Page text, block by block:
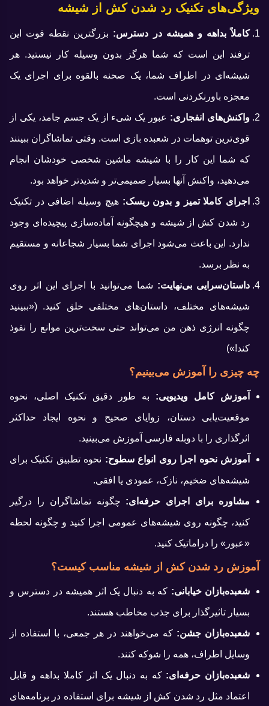
ویژگی‌های تکنیک رد شدن کش از شیشه
کاملاً بداهه و همیشه در دسترس: بزرگترین نقطه قوت این
ترفند این است که شما هرگز بدون وسیله کار نیستید. هر
شیشه‌ای در اطراف شما، یک صحنه بالقوه برای اجرای یک
معجزه باورنکردنی است.
واکنش‌های انفجاری: عبور یک شیء از یک جسم جامد، یکی از
قوی‌ترین توهمات در شعبده‌ بازی است. وقتی تماشاگران ببینند
که شما این کار را با شیشه ماشین شخصی خودشان انجام
می‌دهید، واکنش آنها بسیار صمیمی‌تر و شدیدتر خواهد بود.
اجرای کاملا تمیز و بدون ریسک: هیچ وسیله اضافی در تکنیک
رد شدن کش از شیشه و هیچگونه آماده‌سازی پیچیده‌ای وجود
ندارد. این باعث می‌شود اجرای شما بسیار شجاعانه و مستقیم
به نظر برسد.
داستان‌سرایی بی‌نهایت: شما می‌توانید با اجرای این اثر روی
شیشه‌های مختلف، داستان‌های مختلفی خلق کنید. («ببینید
چگونه انرژی ذهن من می‌تواند حتی سخت‌ترین موانع را نفوذ
کند!»)
چه چیزی را آموزش می‌بینیم؟
آموزش کامل ویدیویی: به طور دقیق تکنیک اصلی، نحوه
موقعیت‌یابی دستان، زوایای صحیح و نحوه ایجاد حداکثر
اثرگذاری را با دوبله فارسی آموزش می‌بینید.
آموزش نحوه اجرا روی انواع سطوح: نحوه تطبیق تکنیک برای
شیشه‌های ضخیم، نازک، عمودی یا افقی.
مشاوره برای اجرای حرفه‌ای: چگونه تماشاگران را درگیر
کنید، چگونه روی شیشه‌های عمومی اجرا کنید و چگونه لحظه
«عبور» را دراماتیک کنید.
آموزش رد شدن کش از شیشه مناسب کیست؟
شعبده‌بازان خیابانی: که به دنبال یک اثر همیشه در دسترس و
بسیار تاثیرگذار برای جذب مخاطب هستند.
شعبده‌بازان جشن: که می‌خواهند در هر جمعی، با استفاده از
وسایل اطراف، همه را شوکه کنند.
شعبده‌بازان حرفه‌ای: که به دنبال یک اثر کاملا بداهه و قابل
اعتماد مثل رد شدن کش از شیشه برای استفاده در برنامه‌های